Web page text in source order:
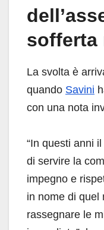
sofferta
La svolta è
quando Savini
con una nota
“In questi anni
di servire la
impegno e
in nome di quel
rassegnare le